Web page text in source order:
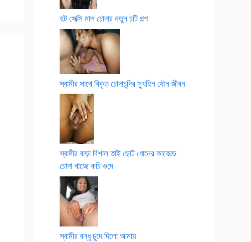
হট সেক্সি মাল চোদার নতুন চটি গল্প
স্বামীর সাথে বিকৃত চোদাচুদির সুখহিন যৌন জীবন
স্বামীর বাড়া বিশাল তাই ছোট ধোনের কাকোল্ড
চোদা খাচ্ছে কচি গুদে
স্বামীর বন্ধু চুদে দিলো আমায়